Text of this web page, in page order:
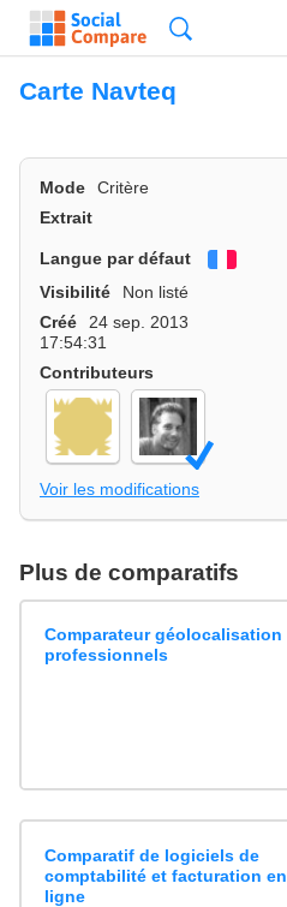
Carte Navteq
Mode Critère
Extrait
Langue par défaut
Visibilité
Non listé
Créé
24 sep. 2013
17:54:31
Contributeurs
Voir les modifications
Plus de comparatifs
Comparateur géolocalisation
professionnels
Comparatif de logiciels de
comptabilité et facturation en
ligne